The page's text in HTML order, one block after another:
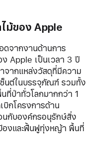
ม้ของ Apple
จากงานด้านการ
Apple เป็นเวลา 3 ปี
จากแหล่งวัสดุที่มีความ
นต์ในบรรจุภัณฑ์ รวมทั้ง
ที่ป่าทั่วโลกมากกว่า 1
บิกโครงการด้าน
นกับองค์กรอนุรักษ์สิ่ง
องและฟื้นฟูทุ่งหญ้า พื้นที่